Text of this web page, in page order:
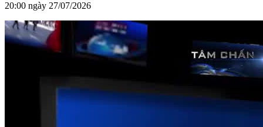
20:00 ngày 27/07/2026